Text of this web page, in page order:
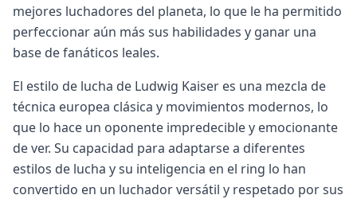
mejores luchadores del planeta, lo que le ha permitido
perfeccionar aún más sus habilidades y ganar una
base de fanáticos leales.
El estilo de lucha de Ludwig Kaiser es una mezcla de
técnica europea clásica y movimientos modernos, lo
que lo hace un oponente impredecible y emocionante
de ver. Su capacidad para adaptarse a diferentes
estilos de lucha y su inteligencia en el ring lo han
convertido en un luchador versátil y respetado por sus